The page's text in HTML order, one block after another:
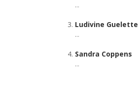
...
Ludivine Guelette
...
Sandra Coppens
...